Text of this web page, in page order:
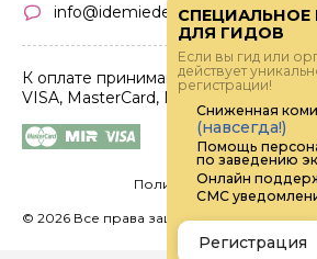
info@idemiedem.ru
К оплате принимаются карты
VISA, MasterCard, МИР
Политика
© 2026 Все права защищены.
ДЛЯ ГИДОВ
Если вы гид или
действует
регистрации!
Сниженная
(навсегда!)
Помощь
по заведению
Онлайн
СМС
Регистрация